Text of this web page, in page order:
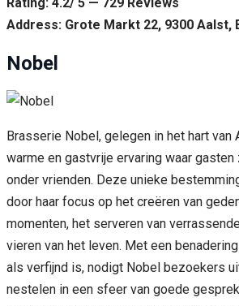
Address: Grote Markt 22, 9300 Aalst,
Nobel
Brasserie Nobel, gelegen in het hart van
warme en gastvrije ervaring waar
onder vrienden. Deze unieke
door haar focus op het creëren van
momenten, het serveren van
vieren van het leven. Met een
als verfijnd is, nodigt Nobel bezoekers
nestelen in een sfeer van goede